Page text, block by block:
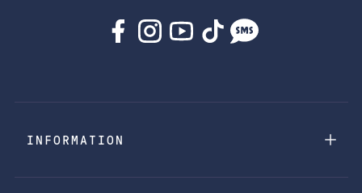
INFORMATION